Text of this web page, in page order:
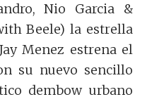
Nio Garcia &
Beele) la estrella
Menez estrena el
su nuevo sencillo
dembow urbano